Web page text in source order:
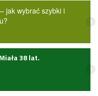
jak wybrać szybki i
38 lat.